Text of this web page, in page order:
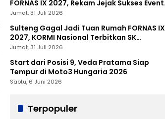
FORNAS IX 2027, Rekam Jejak Sukses Event
Nasional Jadi Modal
Jumat, 31 Juli 2026
Sulteng Gagal Jadi Tuan Rumah FORNAS IX
2027, KORMI Nasional Terbitkan SK
Pencabutan
Jumat, 31 Juli 2026
Start dari Posisi 9, Veda Pratama Siap
Tempur di Moto3 Hungaria 2026
Sabtu, 6 Juni 2026
Terpopuler